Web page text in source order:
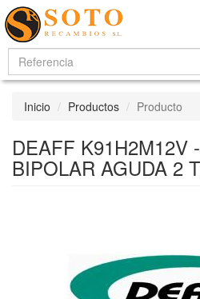
Inicio Productos Producto
DEAFF K91H2M12V
BIPOLAR AGUDA 2